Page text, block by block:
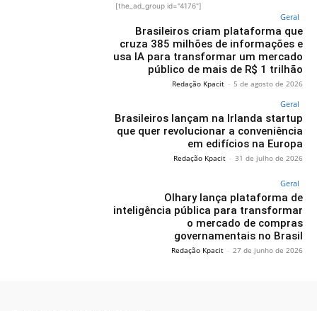
[the_ad_group id="4176"]
Geral
Brasileiros criam plataforma que
cruza 385 milhões de informações e
usa IA para transformar um mercado
público de mais de R$ 1 trilhão
Redação Kpacit - 5 de agosto de 2026
Geral
Brasileiros lançam na Irlanda startup
que quer revolucionar a conveniência
em edifícios na Europa
Redação Kpacit - 31 de julho de 2026
Geral
Olhary lança plataforma de
inteligência pública para transformar
o mercado de compras
governamentais no Brasil
Redação Kpacit - 27 de junho de 2026